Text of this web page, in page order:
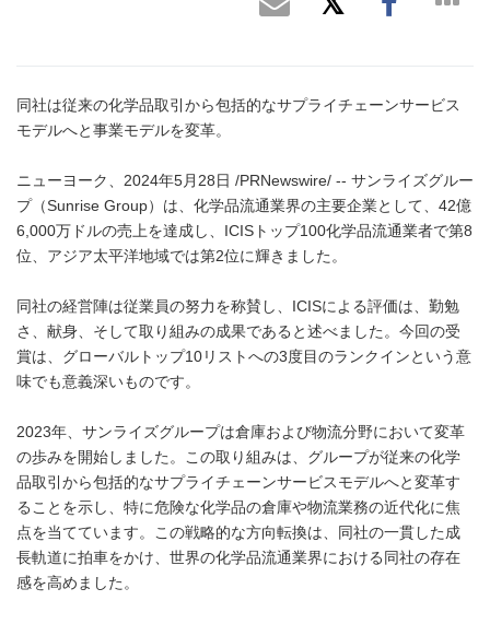
同社は従来の化学品取引から包括的なサプライチェーンサービス
モデルへと事業モデルを変革。
ニューヨーク、2024年5月28日 /PRNewswire/ -- サンライズグルー
プ（Sunrise Group）は、化学品流通業界の主要企業として、42億
6,000万ドルの売上を達成し、ICISトップ100化学品流通業者で第8
位、アジア太平洋地域では第2位に輝きました。
同社の経営陣は従業員の努力を称賛し、ICISによる評価は、勤勉
さ、献身、そして取り組みの成果であると述べました。今回の受
賞は、グローバルトップ10リストへの3度目のランクインという意
味でも意義深いものです。
2023年、サンライズグループは倉庫および物流分野において変革
の歩みを開始しました。この取り組みは、グループが従来の化学
品取引から包括的なサプライチェーンサービスモデルへと変革す
ることを示し、特に危険な化学品の倉庫や物流業務の近代化に焦
点を当てています。この戦略的な方向転換は、同社の一貫した成
長軌道に拍車をかけ、世界の化学品流通業界における同社の存在
感を高めました。